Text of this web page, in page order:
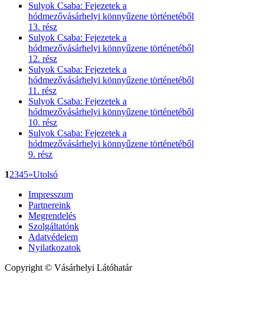
Sulyok Csaba: Fejezetek a
hódmezővásárhelyi könnyűzene történetéből
13. rész
Sulyok Csaba: Fejezetek a
hódmezővásárhelyi könnyűzene történetéből
12. rész
Sulyok Csaba: Fejezetek a
hódmezővásárhelyi könnyűzene történetéből
11. rész
Sulyok Csaba: Fejezetek a
hódmezővásárhelyi könnyűzene történetéből
10. rész
Sulyok Csaba: Fejezetek a
hódmezővásárhelyi könnyűzene történetéből
9. rész
12345»Utolsó
Impresszum
Partnereink
Megrendelés
Szolgáltatónk
Adatvédelem
Nyilatkozatok
Copyright © Vásárhelyi Látóhatár